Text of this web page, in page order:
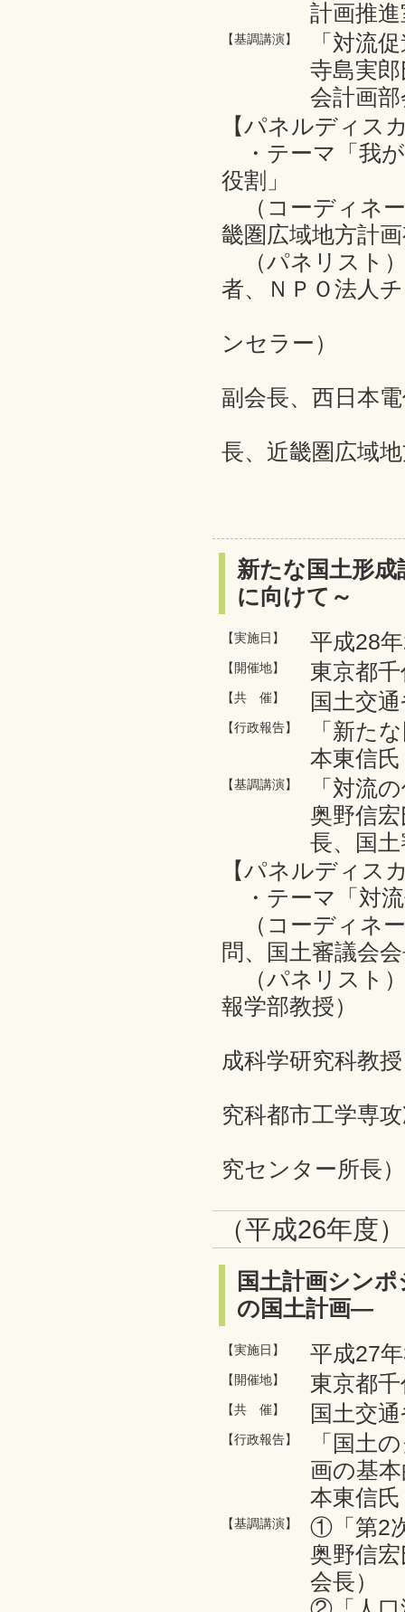
計画推
【基調講演】
「対流
寺島実
会計画
【パネルディス
・テーマ「我
役割」
（コーディネー
畿圏広域地方計
（パネリスト
者、ＮＰＯ法人
ンセラー）
副会長、西日本
長、近畿圏広域
新たな国土形
に向けて～
【実施日】 平成28
【開催地】 東京都
【共 催】 国土交
【行政報告】
「新た
本東信
【基調講演】
「対流
奥野信
長、国
【パネルディス
・テーマ「対流
（コーディネー
問、国土審議会
（パネリスト
報学部教授）
成科学研究科教
究科都市工学専
究センター所長）
（平成26年度）
国土計画シン
の国土計画―
【実施日】 平成27
【開催地】 東京都
【共 催】 国土交
【行政報告】
「国土
画の基
本東信
【基調講演】
①「第2
奥野信
会長）